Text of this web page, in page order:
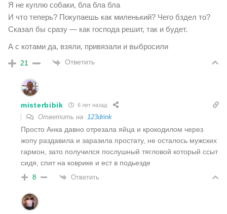
Я не куплю собаки, бла бла бла
И что теперь? Покупаешь как миленький? Чего бздел то?
Сказал бы сразу — как господа решит, так и будет.
А с котами да, взяли, привязали и выбросили
21 Ответить
misterbibik 6 лет назад
Ответить на 123drink
Просто Анка давно отрезала яйца и крокодилом через
жопу раздавила и заразила простату, не осталось мужских
гармон, зато получился послушный тягловой который ссыт
сидя, спит на коврике и ест в подьезде
8 Ответить